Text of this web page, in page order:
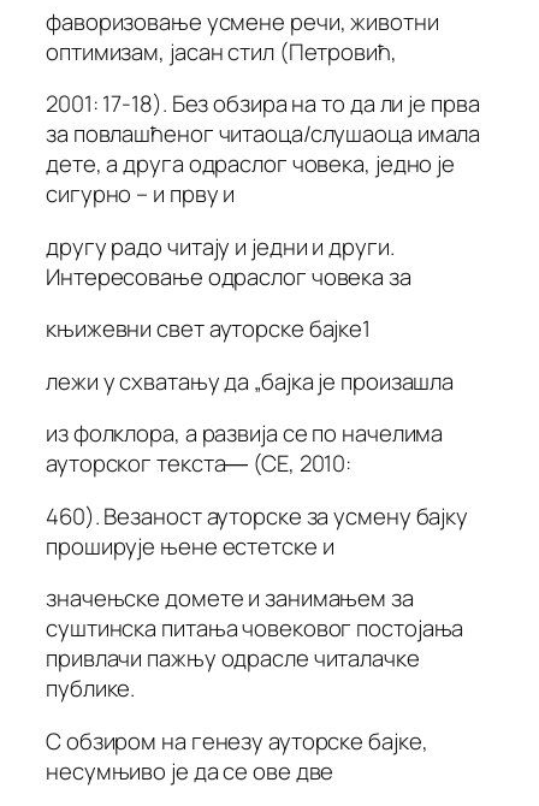
фаворизовање усмене речи, животни
оптимизам, јасан стил (Петровић,
2001: 17-18). Без обзира на то да ли је прва
за повлашћеног читаоца/слушаоца имала
дете, а друга одраслог човека, једно је
сигурно – и прву и
другу радо читају и једни и други.
Интересовање одраслог човека за
књижевни свет ауторске бајке1
лежи у схватању да „бајка је произашла
из фолклора, а развија се по начелима
ауторског текста― (СЕ, 2010:
460). Везаност ауторске за усмену бајку
проширује њене естетске и
значењске домете и занимањем за
суштинска питања човековог постојања
привлачи пажњу одрасле читалачке
публике.
С обзиром на генезу ауторске бајке,
несумњиво је да се ове две